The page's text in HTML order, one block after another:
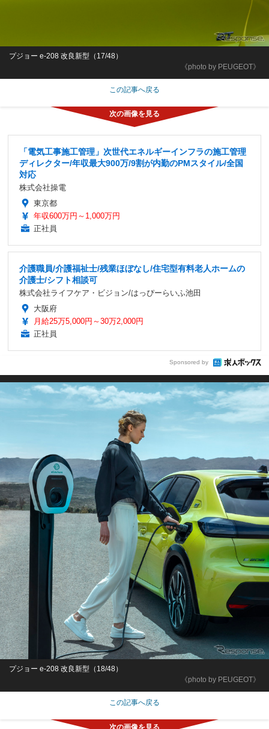
《photo by PEUGEOT》
プジョー e-208 改良新型（17/48）
この記事へ戻る
「電気工事施工管理」次世代エネルギーインフラの施工管理
ディレクター/年収最大900万/9割が内勤のPMスタイル/全国
対応
株式会社操電
東京都
年収600万円～1,000万円
正社員
介護職員/介護福祉士/残業ほぼなし/住宅型有料老人ホームの
介護士/シフト相談可
株式会社ライフケア・ビジョン/はっぴーらいふ池田
大阪府
月給25万5,000円～30万2,000円
正社員
Sponsored by
《photo by PEUGEOT》
プジョー e-208 改良新型（18/48）
この記事へ戻る